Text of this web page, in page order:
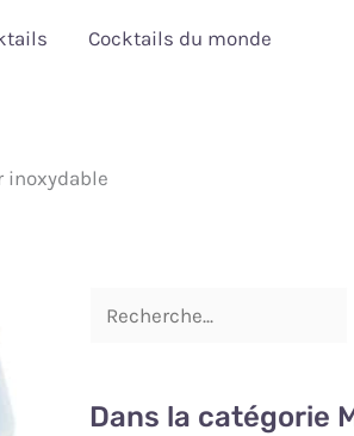
Cocktails du monde
inoxydable
e
Dans la catégorie